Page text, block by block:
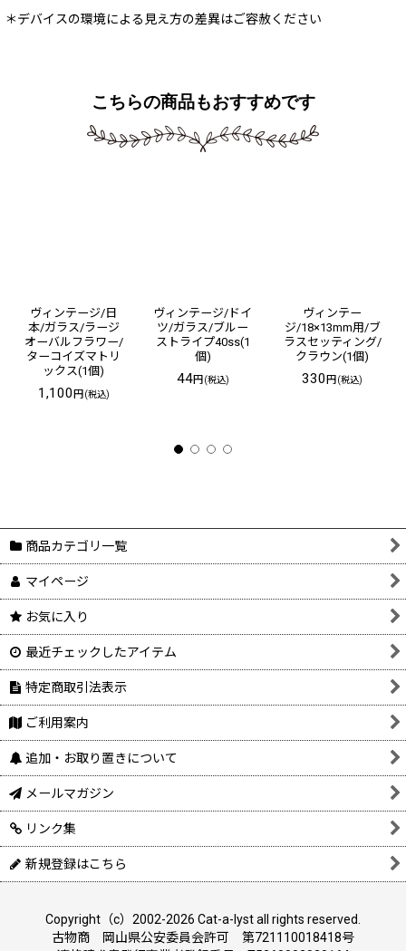
＊デバイスの環境による見え方の差異はご容赦ください
こちらの商品もおすすめです
ヴィンテージ/日
本/ガラス/ラージ
オーバルフラワー/
ターコイズマトリ
ックス(1個)
1,100円(税込)
ヴィンテージ/ドイ
ツ/ガラス/ブルー
ストライプ40ss(1
個)
44円(税込)
ヴィンテー
ジ/18×13mm用/ブ
ラスセッティング/
クラウン(1個)
330円(税込)
商品カテゴリ一覧
マイページ
お気に入り
最近チェックしたアイテム
特定商取引法表示
ご利用案内
追加・お取り置きについて
メールマガジン
リンク集
新規登録はこちら
Copyright（c）2002-2026 Cat-a-lyst all rights reserved.
古物商 岡山県公安委員会許可 第721110018418号